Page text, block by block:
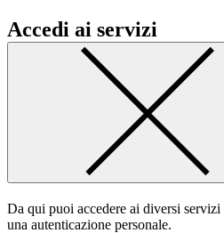
Accedi ai servizi
Da qui puoi accedere ai diversi
una autenticazione personale.